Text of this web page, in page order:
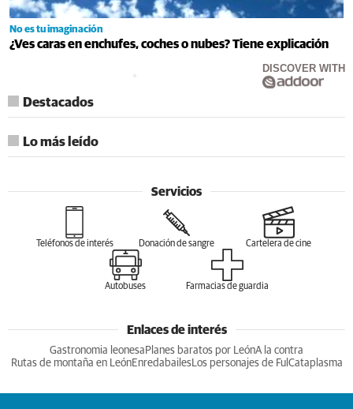
No es tu imaginación
¿Ves caras en enchufes, coches o nubes? Tiene explicación
DISCOVER WITH
Destacados
Lo más leído
Servicios
Teléfonos de interés Donación de sangre Cartelera de cine
Autobuses Farmacias de guardia
Enlaces de interés
Gastronomia leonesa Planes baratos por LeónA la contra
Rutas de montaña en LeónEnredabailesLos personajes de Ful Cataplasma